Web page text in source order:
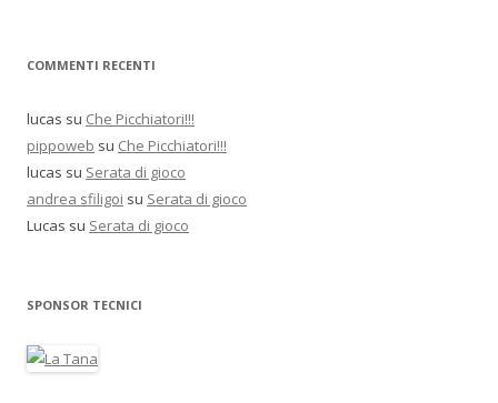
COMMENTI RECENTI
lucas su Che Picchiatori!!!
pippoweb su Che Picchiatori!!!
lucas su Serata di gioco
andrea sfiligoi su Serata di gioco
Lucas su Serata di gioco
SPONSOR TECNICI